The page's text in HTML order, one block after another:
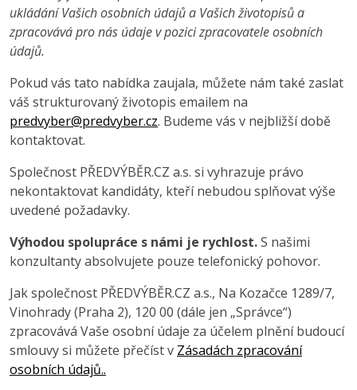
ukládání Vašich osobních údajů a Vašich životopisů a
zpracovává pro nás údaje v pozici zpracovatele osobních
údajů.
Pokud vás tato nabídka zaujala, můžete nám také zaslat
váš strukturovaný životopis emailem na
predvyber@predvyber.cz. Budeme vás v nejbližší době
kontaktovat.
Společnost PŘEDVÝBĚR.CZ a.s. si vyhrazuje právo
nekontaktovat kandidáty, kteří nebudou splňovat výše
uvedené požadavky.
Výhodou spolupráce s námi je rychlost.S našimi
konzultanty absolvujete pouze telefonický pohovor.
Jak společnost PŘEDVÝBĚR.CZ a.s., Na Kozačce 1289/7,
Vinohrady (Praha 2), 120 00 (dále jen „Správce“)
zpracovává Vaše osobní údaje za účelem plnění budoucí
smlouvy si můžete přečíst v Zásadách zpracování
osobních údajů..